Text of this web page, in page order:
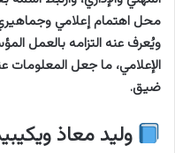
محل اهتمام إعلامي
ويُعرف عنه التزامه بالعمل
الإعلامي، ما جعل المعلومات
ضيق.
وليد معاذ